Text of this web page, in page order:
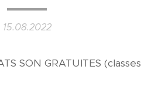
15.08.2022
SON GRATUITES (classes